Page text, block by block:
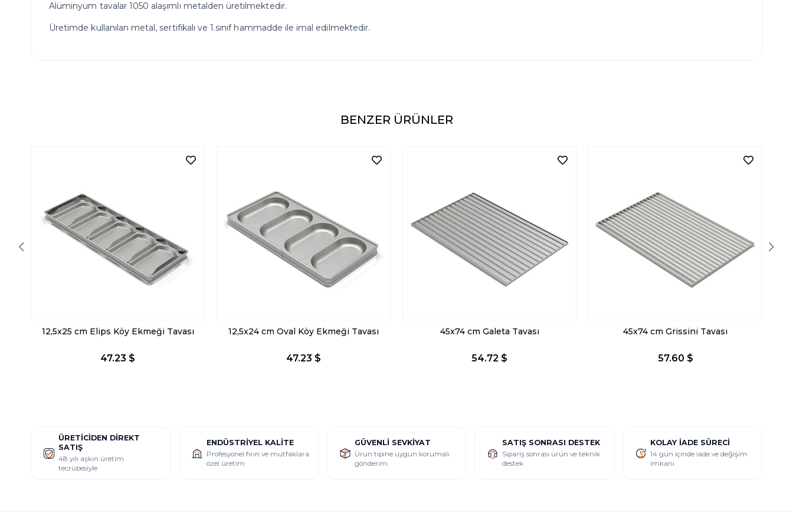
Alüminyum tavalar 1050 alaşımlı metalden üretilmektedir.
Üretimde kullanılan metal, sertifikalı ve 1.sınıf hammadde ile imal edilmektedir.
BENZER ÜRÜNLER
12,5x25 cm Elips Köy Ekmeği Tavası
47.23 $
12,5x24 cm Oval Köy Ekmeği Tavası
47.23 $
45x74 cm Galeta Tavası
54.72 $
45x74 cm Grissini Tavası
57.60 $
ÜRETICIDEN DIREKT
SATIŞ
48 yılı aşkın üretim
tecrübesiyle
ENDÜSTRIYEL KALITE
Profesyonel fırın ve mutfaklara
özel üretim
GÜVENLI SEVKIYAT
Ürün tipine uygun korumalı
gönderim
SATIŞ SONRASI DESTEK
Sipariş sonrası ürün ve teknik
destek
KOLAY İADE SÜRECI
14 gün içinde iade ve değişim
imkanı